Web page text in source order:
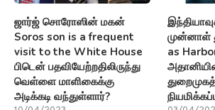
ஜார்ஜ் சொரோஸின் மகன்
Soros son is a frequent
visit to the White House
பிடென் பதவியேற்றதிலிருந்து
வெள்ளை மாளிகைக்கு
அடிக்கடி வந்துள்ளார்?
முன்னாள்
as